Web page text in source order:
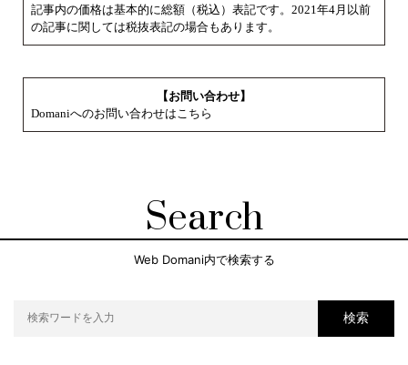
記事内の価格は基本的に総額（税込）表記です。2021年4月以前
の記事に関しては税抜表記の場合もあります。
【お問い合わせ】
Domaniへのお問い合わせはこちら
Search
Web Domani内で検索する
検索